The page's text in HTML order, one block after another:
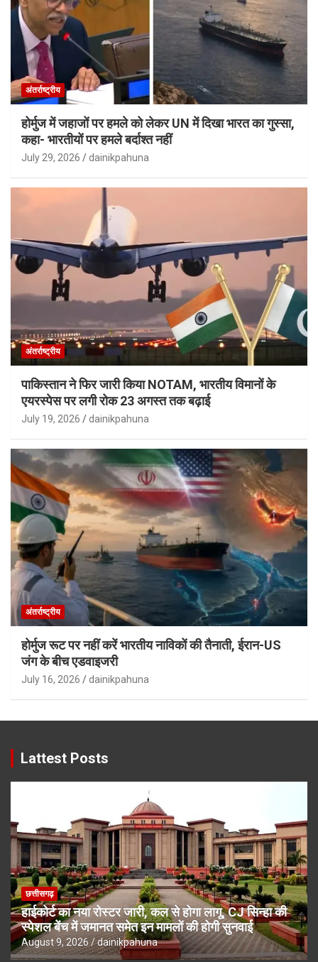
अंतर्राष्ट्रीय
होर्मुज में जहाजों पर हमले को लेकर UN में दिखा भारत का गुस्सा,
कहा- भारतीयों पर हमले बर्दाश्त नहीं
July 29, 2026 dainikpahuna
अंतर्राष्ट्रीय
पाकिस्तान ने फिर जारी किया NOTAM, भारतीय विमानों के
एयरस्पेस पर लगी रोक 23 अगस्त तक बढ़ाई
July 19, 2026 dainikpahuna
अंतर्राष्ट्रीय
होर्मुज रूट पर नहीं करें भारतीय नाविकों की तैनाती, ईरान-US
जंग के बीच एडवाइजरी
July 16, 2026 dainikpahuna
Lattest Posts
छत्तीसगढ़
हाईकोर्ट का नया रोस्टर जारी, कल से होगा लागू, CJ सिन्हा की
स्पेशल बेंच में जमानत समेत इन मामलों की होगी सुनवाई
August 9, 2026 dainikpahuna